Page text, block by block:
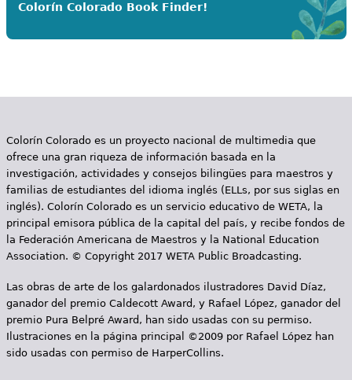
Colorín Colorado Book Finder!
Colorín Colorado es un proyecto nacional de multimedia que
ofrece una gran riqueza de información basada en la
investigación, actividades y consejos bilingües para maestros y
familias de estudiantes del idioma inglés (ELLs, por sus siglas en
inglés). Colorín Colorado es un servicio educativo de WETA, la
principal emisora pública de la capital del país, y recibe fondos de
la Federación Americana de Maestros y la National Education
Association. © Copyright 2017 WETA Public Broadcasting.
Las obras de arte de los galardonados ilustradores David Díaz,
ganador del premio Caldecott Award, y Rafael López, ganador del
premio Pura Belpré Award, han sido usadas con su permiso.
Ilustraciones en la página principal ©2009 por Rafael López han
sido usadas con permiso de HarperCollins.